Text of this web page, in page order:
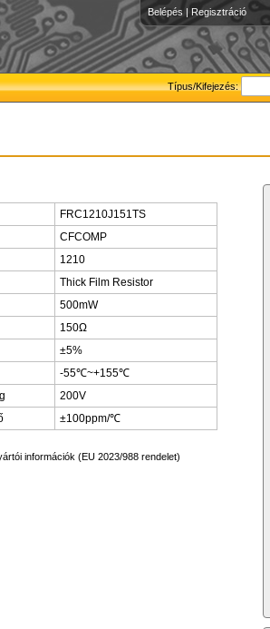
Belépés | Regisztráció
Típus/Kifejezés:
FRC1210J151TS
CFCOMP
1210
Thick Film Resistor
500mW
150Ω
±5%
-55℃~+155℃
200V
±100ppm/℃
információk (EU 2023/988 rendelet)